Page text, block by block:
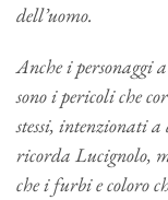
dell’uomo.
Anche i
sono i pericoli che
stessi, intenzionati a
ricorda Lucignolo,
che i furbi e coloro